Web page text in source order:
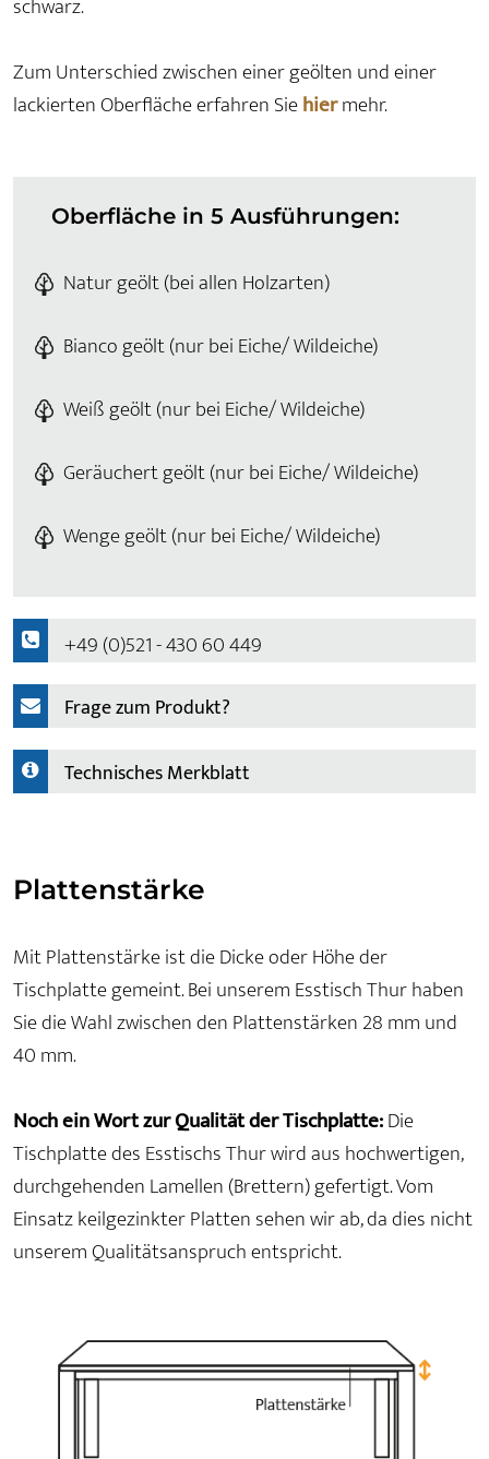
schwarz.
Zum Unterschied zwischen einer geölten und einer
lackierten Oberfläche erfahren Siehiermehr.
Oberfläche in 5 Ausführungen:
Natur geölt (bei allen Holzarten)
Bianco geölt (nur bei Eiche/ Wildeiche)
Weiß geölt (nur bei Eiche/ Wildeiche)
Geräuchert geölt (nur bei Eiche/ Wildeiche)
Wenge geölt (nur bei Eiche/ Wildeiche)
+49 (0)521 - 430 60 449
Frage zum Produkt?
Technisches Merkblatt
Plattenstärke
Mit Plattenstärke ist die Dicke oder Höhe der
Tischplatte gemeint. Bei unserem Esstisch Thur haben
Sie die Wahl zwischen den Plattenstärken 28 mm und
40 mm.
Noch ein Wort zur Qualität der Tischplatte:Die
Tischplatte des Esstischs Thur wird aus hochwertigen,
durchgehenden Lamellen (Brettern) gefertigt. Vom
Einsatz keilgezinkter Platten sehen wir ab, da dies nicht
unserem Qualitätsanspruch entspricht.